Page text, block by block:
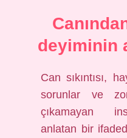
deyiminin
Can sıkıntısı,
sorunlar ve
çıkamayan
anlatan bir